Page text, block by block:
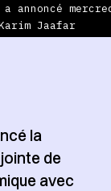
Jaafar
la
de
avec